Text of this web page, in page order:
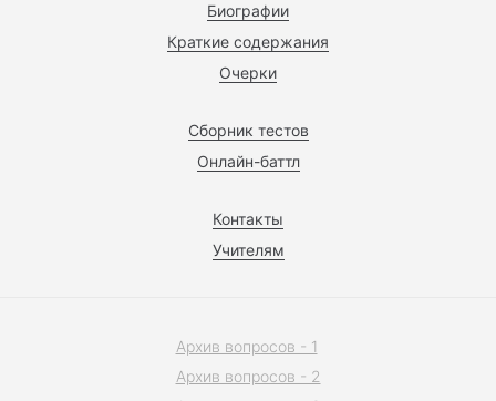
Биографии
Краткие содержания
Очерки
Сборник тестов
Онлайн-баттл
Контакты
Учителям
Архив вопросов - 1
Архив вопросов - 2